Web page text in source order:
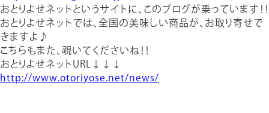
おとりよせネットというサイトに、このブログが乗っています！！
おとりよせネットでは、全国の美味しい商品が、お取り寄せで
きますよ♪
こちらもまた、覗いてくださいね！！
おとりよせネットURL↓↓↓
http://www.otoriyose.net/news/